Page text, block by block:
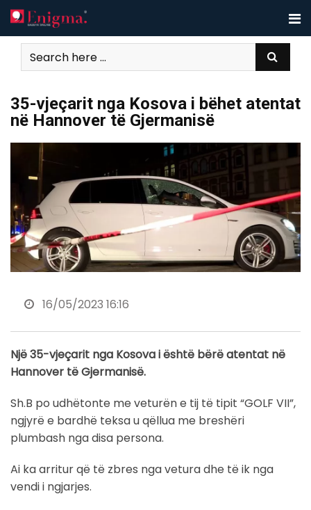
Skip
to
content
35-vjeçarit nga Kosova i bëhet atentat
në Hannover të Gjermanisë
16/05/2023 16:16
Një 35-vjeçarit nga Kosova i është bërë atentat në
Hannover të Gjermanisë.
Sh.B po udhëtonte me veturën e tij të tipit “GOLF VII”,
ngjyrë e bardhë teksa u qëllua me breshëri
plumbash nga disa persona.
Ai ka arritur që të zbres nga vetura dhe të ik nga
vendi i ngjarjes.